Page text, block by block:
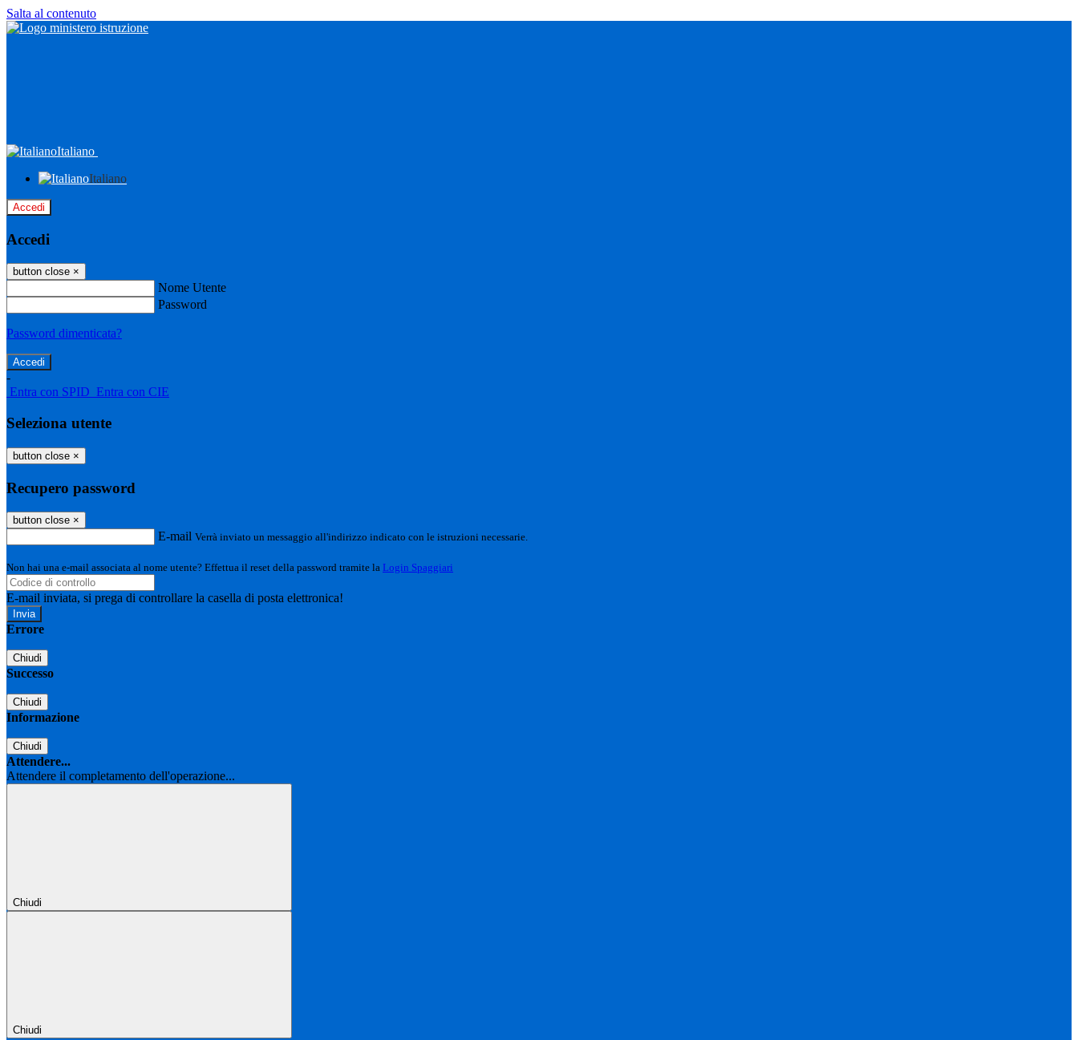
Salta al contenuto
Italiano
Italiano
Accedi
Accedi
button close ×
Nome Utente
Password
Password dimenticata?
-
Entra con SPID Entra con CIE
Seleziona utente
button close ×
Recupero password
button close ×
E-mail Verrà inviato un messaggio all'indirizzo indicato con le istruzioni necessarie.
Non hai una e-mail associata al nome utente? Effettua il reset della password tramite la Login Spaggiari
E-mail inviata, si prega di controllare la casella di posta elettronica!
Errore
Chiudi
Successo
Chiudi
Informazione
Chiudi
Attendere...
Attendere il completamento dell'operazione...
Chiudi
Chiudi